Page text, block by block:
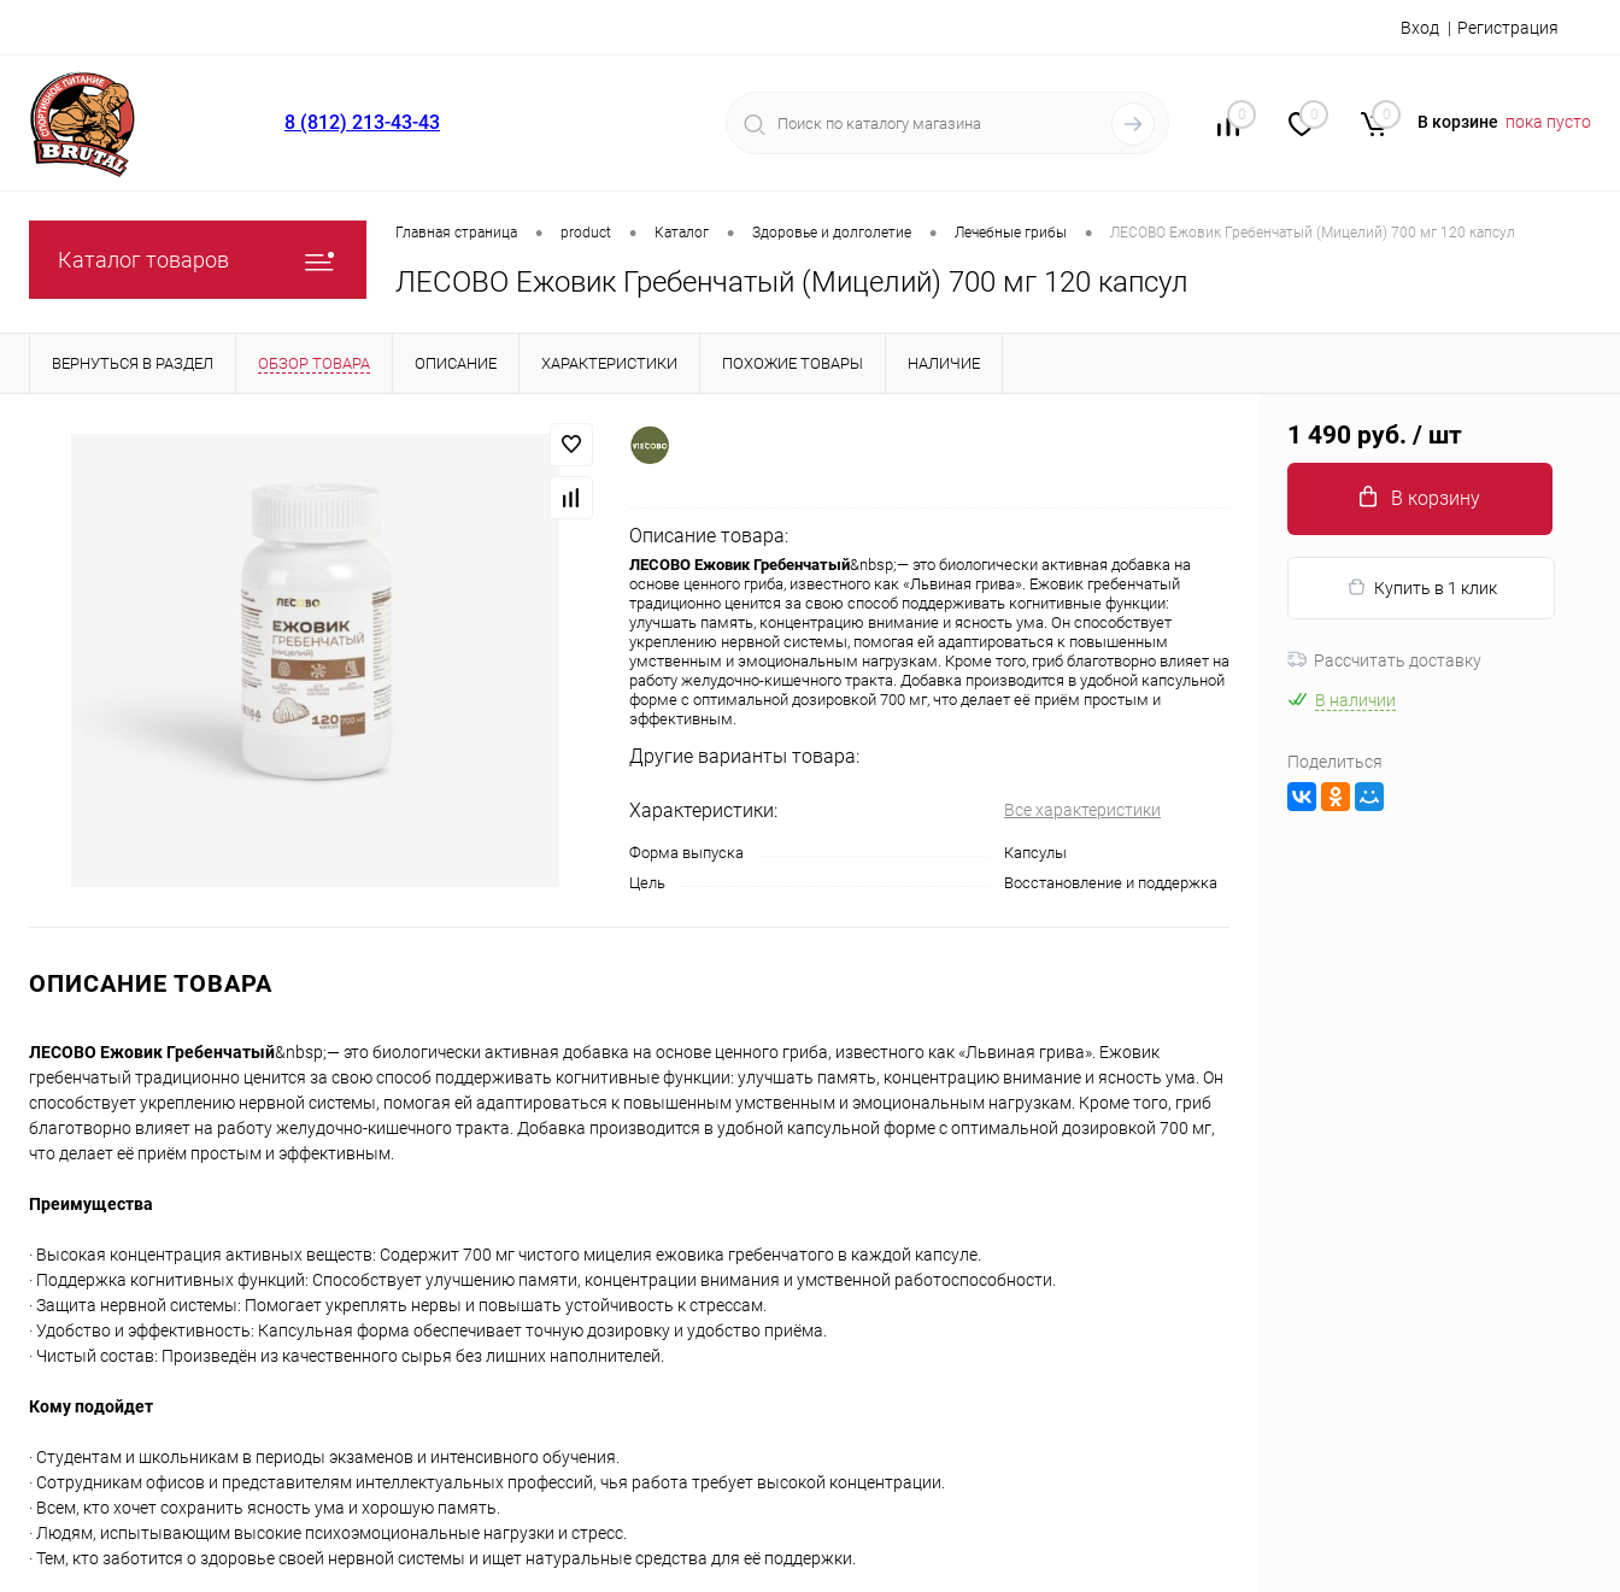
Вход Регистрация
8 (812) 213-43-43 0 0 0 В корзине пока пусто
Каталог товаров
Главная страница • product • Каталог • Здоровье и долголетие • Лечебные грибы • ЛЕСОВО Ежовик Гребенчатый (Мицелий) 700 мг 120 капсул
ЛЕСОВО Ежовик Гребенчатый (Мицелий) 700 мг 120 капсул
ВЕРНУТЬСЯ В РАЗДЕЛ ОБЗОР ТОВАРА ОПИСАНИЕ ХАРАКТЕРИСТИКИ ПОХОЖИЕ ТОВАРЫ НАЛИЧИЕ
Описание товара:
ЛЕСОВО Ежовик Гребенчатый&nbsp;— это биологически активная добавка на
основе ценного гриба, известного как «Львиная грива». Ежовик гребенчатый
традиционно ценится за свою способ поддерживать когнитивные функции:
улучшать память, концентрацию внимание и ясность ума. Он способствует
укреплению нервной системы, помогая ей адаптироваться к повышенным
умственным и эмоциональным нагрузкам. Кроме того, гриб благотворно влияет на
работу желудочно-кишечного тракта. Добавка производится в удобной капсульной
форме с оптимальной дозировкой 700 мг, что делает её приём простым и
эффективным.
Другие варианты товара:
Характеристики: Все характеристики
Форма выпуска
Капсулы
Цель
Восстановление и поддержка
ОПИСАНИЕ ТОВАРА
ЛЕСОВО Ежовик Гребенчатый&nbsp;— это биологически активная добавка на основе ценного гриба, известного как «Львиная грива». Ежовик
гребенчатый традиционно ценится за свою способ поддерживать когнитивные функции: улучшать память, концентрацию внимание и ясность ума. Он
способствует укреплению нервной системы, помогая ей адаптироваться к повышенным умственным и эмоциональным нагрузкам. Кроме того, гриб
благотворно влияет на работу желудочно-кишечного тракта. Добавка производится в удобной капсульной форме с оптимальной дозировкой 700 мг,
что делает её приём простым и эффективным.
Преимущества
· Высокая концентрация активных веществ: Содержит 700 мг чистого мицелия ежовика гребенчатого в каждой капсуле.
· Поддержка когнитивных функций: Способствует улучшению памяти, концентрации внимания и умственной работоспособности.
· Защита нервной системы: Помогает укреплять нервы и повышать устойчивость к стрессам.
· Удобство и эффективность: Капсульная форма обеспечивает точную дозировку и удобство приёма.
· Чистый состав: Произведён из качественного сырья без лишних наполнителей.
Кому подойдет
· Студентам и школьникам в периоды экзаменов и интенсивного обучения.
· Сотрудникам офисов и представителям интеллектуальных профессий, чья работа требует высокой концентрации.
· Всем, кто хочет сохранить ясность ума и хорошую память.
· Людям, испытывающим высокие психоэмоциональные нагрузки и стресс.
· Тем, кто заботится о здоровье своей нервной системы и ищет натуральные средства для её поддержки.
1 490 руб. / шт
В корзину
Купить в 1 клик
Рассчитать доставку
В наличии
Поделиться